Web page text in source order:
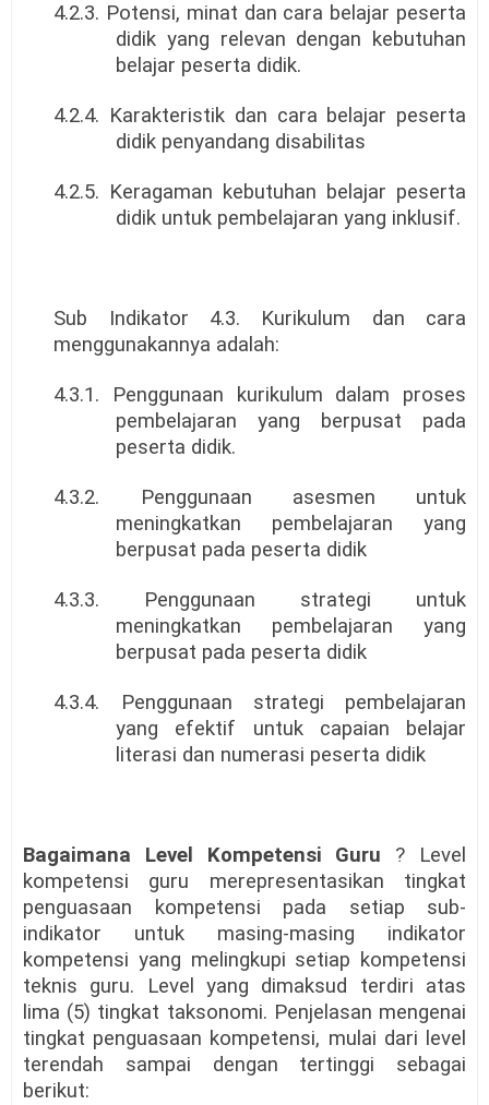
4.2.3. Potensi, minat dan cara belajar peserta
didik yang relevan dengan kebutuhan
belajar peserta didik.
4.2.4. Karakteristik dan cara belajar peserta
didik penyandang disabilitas
4.2.5. Keragaman kebutuhan belajar peserta
didik untuk pembelajaran yang inklusif.
Sub Indikator 4.3. Kurikulum dan cara
menggunakannya adalah:
4.3.1. Penggunaan kurikulum dalam proses
pembelajaran yang berpusat pada
peserta didik.
4.3.2. Penggunaan asesmen untuk
meningkatkan pembelajaran yang
berpusat pada peserta didik
4.3.3. Penggunaan strategi untuk
meningkatkan pembelajaran yang
berpusat pada peserta didik
4.3.4. Penggunaan strategi pembelajaran
yang efektif untuk capaian belajar
literasi dan numerasi peserta didik
Bagaimana Level Kompetensi Guru ? Level
kompetensi guru merepresentasikan tingkat
penguasaan kompetensi pada setiap sub-
indikator untuk masing-masing indikator
kompetensi yang melingkupi setiap kompetensi
teknis guru. Level yang dimaksud terdiri atas
lima (5) tingkat taksonomi. Penjelasan mengenai
tingkat penguasaan kompetensi, mulai dari level
terendah sampai dengan tertinggi sebagai
berikut: